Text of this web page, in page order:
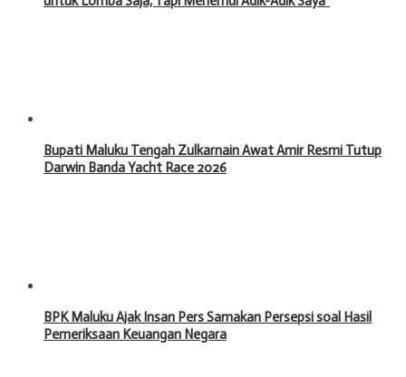
Bupati Maluku Tengah Zulkarnain Awat Amir Resmi Tutup
Darwin Banda Yacht Race 2026
BPK Maluku Ajak Insan Pers Samakan Persepsi soal Hasil
Pemeriksaan Keuangan Negara